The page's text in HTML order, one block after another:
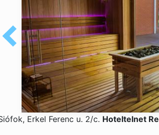
Erkel Ferenc u. 2/c. Hoteltelnet